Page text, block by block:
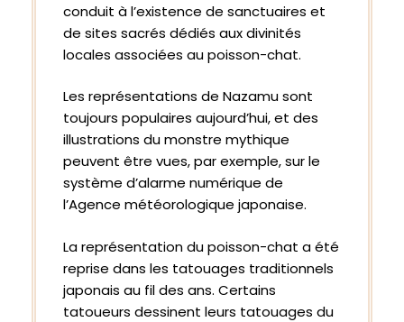
conduit à l’existence de sanctuaires et
de sites sacrés dédiés aux divinités
locales associées au poisson-chat.
Les représentations de Nazamu sont
toujours populaires aujourd’hui, et des
illustrations du monstre mythique
peuvent être vues, par exemple, sur le
système d’alarme numérique de
l’Agence météorologique japonaise.
La représentation du poisson-chat a été
reprise dans les tatouages ​​​​traditionnels
japonais au fil des ans. Certains
tatoueurs dessinent leurs tatouages ​​du